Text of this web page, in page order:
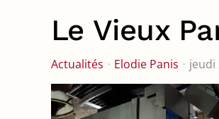
Le Vieux
Actualités Elodie Panis jeudi